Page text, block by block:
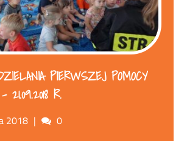
PIERWSZEJ POMOCY
R.
2018 Comments
0